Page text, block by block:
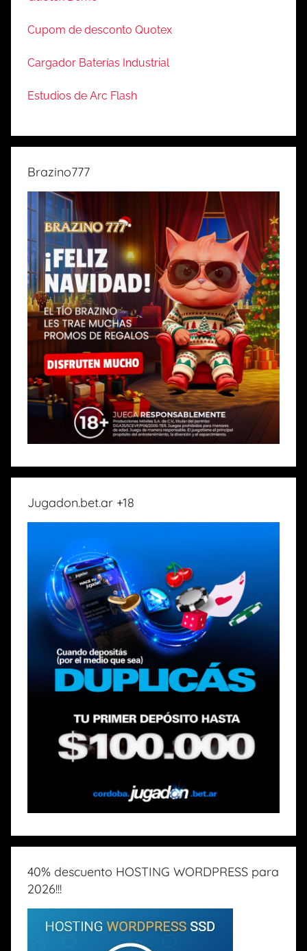
Cupom de desconto Quotex
Cargador Baterías Industrial
Estudios de Arc Flash
Brazino777
Jugadon.bet.ar +18
40% descuento HOSTING WORDPRESS para
2026!!!